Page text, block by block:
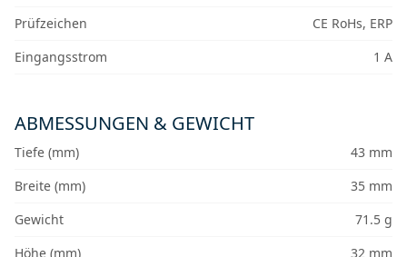
Prüfzeichen
CE RoHs, ERP
Eingangsstrom
1 A
ABMESSUNGEN & GEWICHT
Tiefe (mm)
43 mm
Breite (mm)
35 mm
Gewicht
71.5 g
Höhe (mm)
32 mm